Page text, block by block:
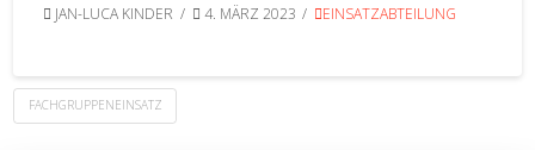
JAN-LUCA KINDER 4. MÄRZ 2023 EINSATZABTEILUNG
FACHGRUPPENEINSATZ